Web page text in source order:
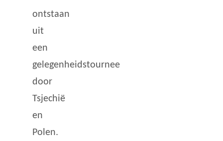
ontstaan
uit
een
gelegenheidstournee
door
Tsjechië
en
Polen.